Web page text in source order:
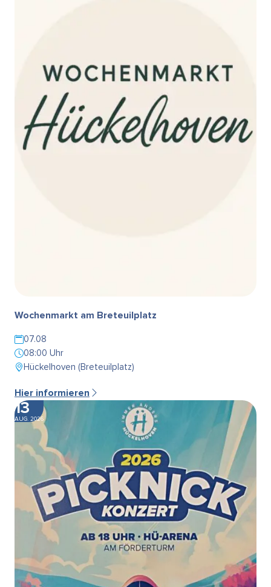
Wochenmarkt am Breteuilplatz
07.08
08:00 Uhr
Hückelhoven (Breteuilplatz)
Hier informieren
13
AUG. 2026